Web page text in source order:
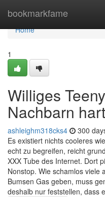
bookmarkfame
Home
Home
1
Williges
Nachbarn
ashleighm318cks4 300
Es existiert nichts cooleres
echt zu begreifen, reicht
XXX Tube des Internet. Dort
Nonstop. Wie schamlos viele
Bumsen Gas geben, muss
deshalb nur feststellen, dass